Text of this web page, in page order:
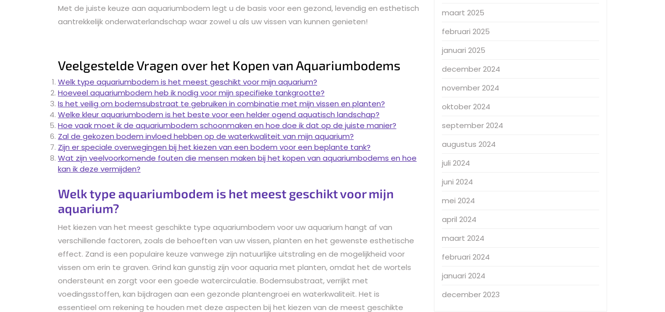
Met de juiste keuze aan aquariumbodem legt u de basis voor een gezond, levendig en esthetisch
aantrekkelijk onderwaterlandschap waar zowel u als uw vissen van kunnen genieten!
Veelgestelde Vragen over het Kopen van Aquariumbodems
Welk type aquariumbodem is het meest geschikt voor mijn aquarium?
Hoeveel aquariumbodem heb ik nodig voor mijn specifieke tankgrootte?
Is het veilig om bodemsubstraat te gebruiken in combinatie met mijn vissen en planten?
Welke kleur aquariumbodem is het beste voor een helder ogend aquatisch landschap?
Hoe vaak moet ik de aquariumbodem schoonmaken en hoe doe ik dat op de juiste manier?
Zal de gekozen bodem invloed hebben op de waterkwaliteit van mijn aquarium?
Zijn er speciale overwegingen bij het kiezen van een bodem voor een beplante tank?
Wat zijn veelvoorkomende fouten die mensen maken bij het kopen van aquariumbodems en hoe
kan ik deze vermijden?
Welk type aquariumbodem is het meest geschikt voor mijn
aquarium?
Het kiezen van het meest geschikte type aquariumbodem voor uw aquarium hangt af van
verschillende factoren, zoals de behoeften van uw vissen, planten en het gewenste esthetische
effect. Zand is een populaire keuze vanwege zijn natuurlijke uitstraling en de mogelijkheid voor
vissen om erin te graven. Grind kan gunstig zijn voor aquaria met planten, omdat het de wortels
ondersteunt en zorgt voor een goede watercirculatie. Bodemsubstraat, verrijkt met
voedingsstoffen, kan bijdragen aan een gezonde plantengroei en waterkwaliteit. Het is
essentieel om rekening te houden met deze aspecten bij het kiezen van de meest geschikte
maart 2025
februari 2025
januari 2025
december 2024
november 2024
oktober 2024
september 2024
augustus 2024
juli 2024
juni 2024
mei 2024
april 2024
maart 2024
februari 2024
januari 2024
december 2023